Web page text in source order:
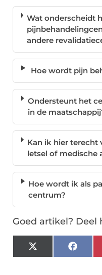
Wat onderscheidt
andere
Hoe wordt pijn
Ondersteunt het
in de
Kan ik hier terecht
letsel of medische
Hoe wordt ik als
centrum?
Goed artikel? Deel
X
(Twitter)